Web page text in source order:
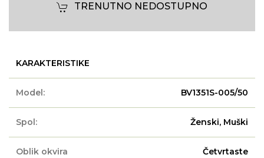
TRENUTNO NEDOSTUPNO
KARAKTERISTIKE
Model: BV1351S-005/50
Spol: Ženski, Muški
Oblik okvira Četvrtaste